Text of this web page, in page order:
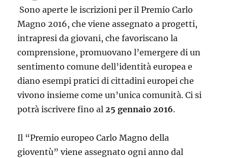
Sono aperte le iscrizioni per il Premio Carlo
Magno 2016, che viene assegnato a progetti,
intrapresi da giovani, che favoriscano la
comprensione, promuovano l’emergere di un
sentimento comune dell’identità europea e
diano esempi pratici di cittadini europei che
vivono insieme come un’unica comunità. Ci si
potrà iscrivere fino al 25 gennaio 2016.
Il “Premio europeo Carlo Magno della
gioventù” viene assegnato ogni anno dal